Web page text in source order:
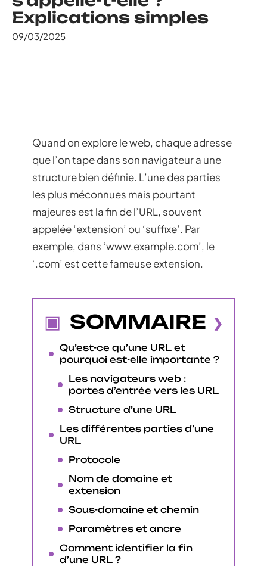
Explications simples
09/03/2025
Quand on explore le web, chaque adresse
que l’on tape dans son navigateur a une
structure bien définie. L’une des parties
les plus méconnues mais pourtant
majeures est la fin de l’URL, souvent
appelée ‘extension’ ou ‘suffixe’. Par
exemple, dans ‘www.example.com’, le
‘.com’ est cette fameuse extension.
SOMMAIRE
Qu’est-ce qu’une URL et
pourquoi est-elle importante ?
Les navigateurs web :
portes d’entrée vers les URL
Structure d’une URL
Les différentes parties d’une
URL
Protocole
Nom de domaine et
extension
Sous-domaine et chemin
Paramètres et ancre
Comment identifier la fin
d’une URL ?